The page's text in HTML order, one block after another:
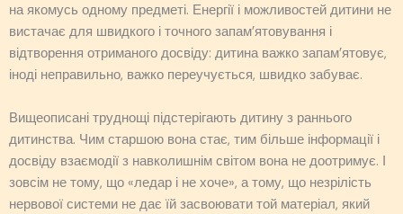
на якомусь одному предметі. Енергії і можливостей дитини не
вистачає для швидкого і точного запам’ятовування і
відтворення отриманого досвіду: дитина важко запам’ятовує,
іноді неправильно, важко переучується, швидко забуває.
Вищеописані труднощі підстерігають дитину з раннього
дитинства. Чим старшою вона стає, тим більше інформації і
досвіду взаємодії з навколишнім світом вона не доотримує. І
зовсім не тому, що «ледар і не хоче», а тому, що незрілість
нервової системи не дає їй засвоювати той матеріал, який